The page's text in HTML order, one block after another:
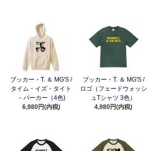
ブッカー・T. ＆ MG'S /
タイム・イズ・タイト
－パーカー（4色)
6,980円(内税)
ブッカー・T. ＆ MG'S /
ロゴ（フェードウォッシ
ュTシャツ 3色）
4,980円(内税)